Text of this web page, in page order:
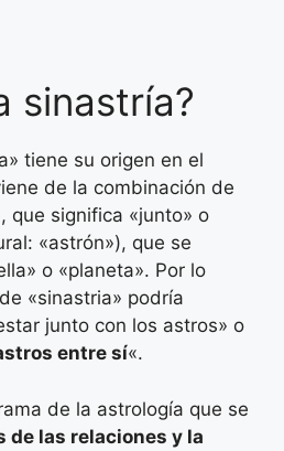
sinastría?
tiene su origen en el
de la combinación de
que significa «junto» o
«astrón»), que se
o «planeta». Por lo
«sinastria» podría
junto con los astros» o
entre sí«.
de la astrología que se
de las relaciones y la